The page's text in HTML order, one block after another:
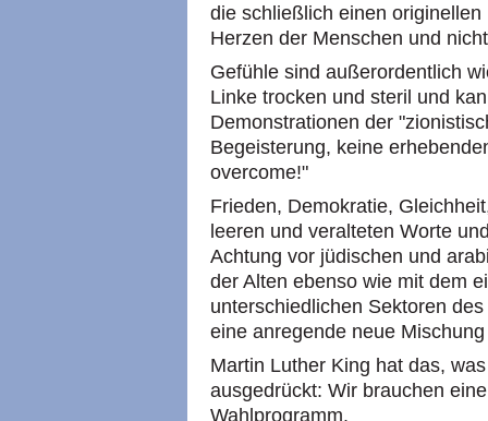
die schließlich einen
Herzen der Menschen und
Gefühle sind außerordentlich
Linke trocken und steril und
Demonstrationen der
Begeisterung, keine
overcome!"
Frieden, Demokratie,
leeren und veralteten Worte
Achtung vor jüdischen und
der Alten ebenso wie mit dem
unterschiedlichen Sektoren
eine anregende neue
Martin Luther King hat das,
ausgedrückt: Wir brauchen
Wahlprogramm.